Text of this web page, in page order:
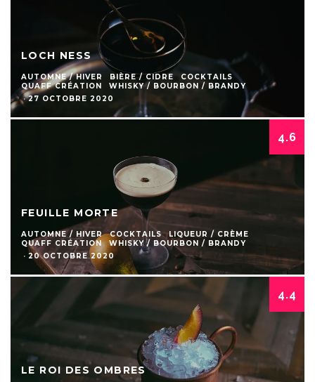
LOCH NESS
AUTOMNE / HIVER BIÈRE / CIDRE
COCKTAILS
QUAFF CRÉATION
WHISKY / BOURBON / BRANDY
· 27 OCTOBRE 2020
4.6
FEUILLE MORTE
AUTOMNE / HIVER COCKTAILS
LIQUEUR / CRÈME
QUAFF CRÉATION
WHISKY / BOURBON / BRANDY
· 20 OCTOBRE 2020
4.4
LE ROI DES OMBRES